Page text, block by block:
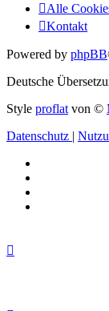
Alle
Kontakt
Powered by phpBB
Deutsche
Style proflat von ©
Datenschutz |